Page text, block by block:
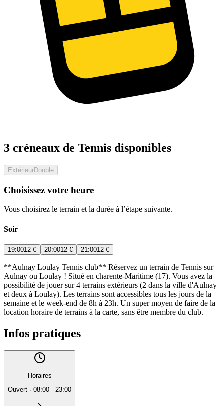
3 créneaux de Tennis disponibles
ExtérieurDouble
Choisissez votre heure
Vous choisirez le terrain et la durée à l’étape suivante.
Soir
19:0012 € 20:0012 € 21:0012 €
**Aulnay Loulay Tennis club** Réservez un terrain de Tennis sur
Aulnay ou Loulay ! Situé en charente-Maritime (17). Vous avez la
possibilité de jouer sur 4 terrains extérieurs (2 dans la ville d'Aulnay
et deux à Loulay). Les terrains sont accessibles tous les jours de la
semaine et le week-end de 8h à 23h. Un super moyen de faire de la
location horaire de terrains à la carte, sans être membre du club.
Infos pratiques
Horaires
Ouvert · 08:00 - 23:00